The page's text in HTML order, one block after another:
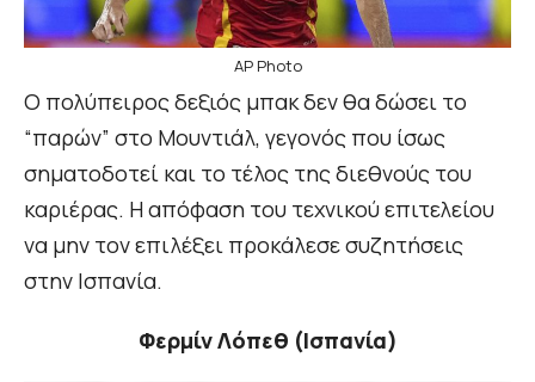
AP Photo
Ο πολύπειρος δεξιός μπακ δεν θα δώσει το
“παρών” στο Μουντιάλ, γεγονός που ίσως
σηματοδοτεί και το τέλος της διεθνούς του
καριέρας. Η απόφαση του τεχνικού επιτελείου
να μην τον επιλέξει προκάλεσε συζητήσεις
στην Ισπανία.
Φερμίν Λόπεθ (Ισπανία)